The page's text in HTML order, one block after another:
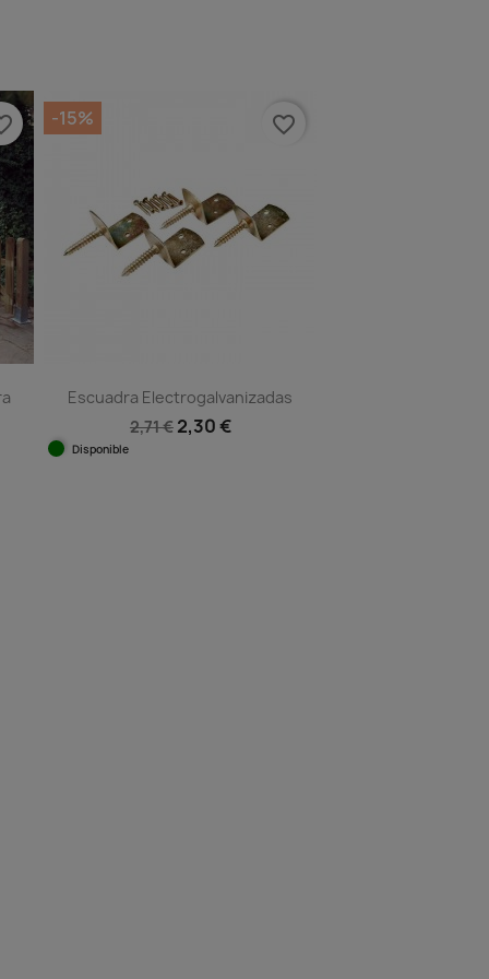
Escuadra Electrogalvanizadas
2,71 € 2,30 €
Disponible
-15% favorite_border